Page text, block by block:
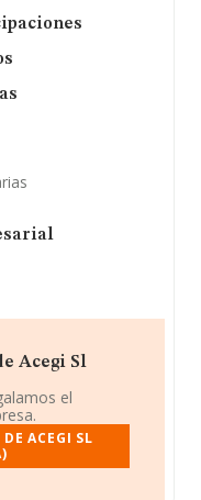
Acegi Sl
el
ACEGI SL